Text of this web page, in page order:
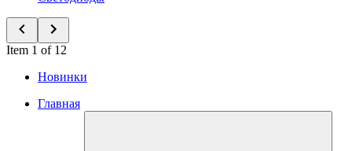
Item 1 of 12
Новинки
Главная